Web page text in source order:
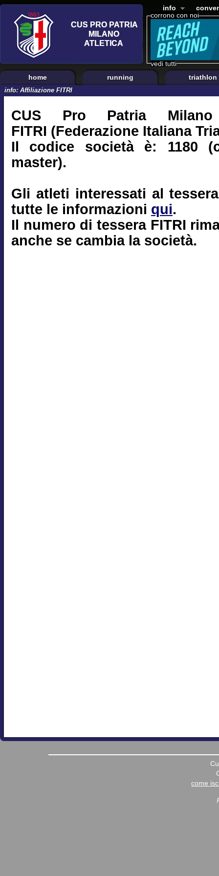
corrono con noi
vedi tutti
info
home running triathlon
info: Affiliazione FITRI
CUS Pro Patria
FITRI (Federazione Italiana
Il codice società è: 1180
master).
Gli atleti interessati al
tutte le informazioni qui.
Il numero di tessera FITRI
anche se cambia la società.
come